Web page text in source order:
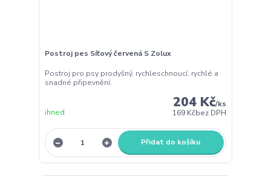
Postroj pes Síťový červená S Zolux
Postroj pro psy prodyšný, rychleschnoucí, rychlé a
snadné připevnění.
204 Kč/ks
169 Kčbez DPH
ihned
Přidat do košíku